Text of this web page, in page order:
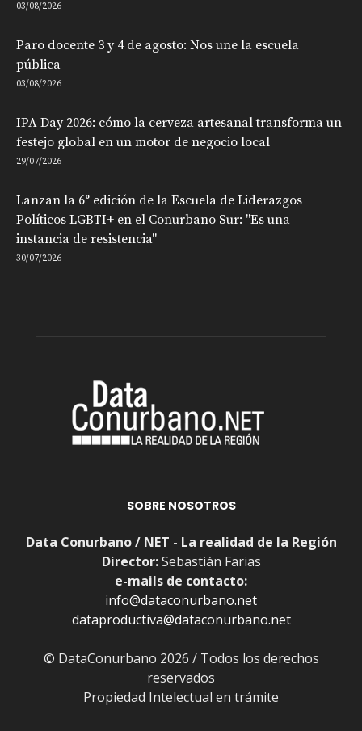
03/08/2026
Paro docente 3 y 4 de agosto: Nos une la escuela
pública
03/08/2026
IPA Day 2026: cómo la cerveza artesanal transforma un
festejo global en un motor de negocio local
29/07/2026
Lanzan la 6° edición de la Escuela de Liderazgos
Políticos LGBTI+ en el Conurbano Sur: "Es una
instancia de resistencia"
30/07/2026
SOBRE NOSOTROS
Data Conurbano / NET - La realidad de la Región
Director:Sebastián Farias
e-mails de contacto:
info@dataconurbano.net
dataproductiva@dataconurbano.net
© DataConurbano 2026 / Todos los derechos
reservados
Propiedad Intelectual en trámite